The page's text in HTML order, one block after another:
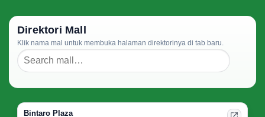
Direktori Mall
Klik nama mal untuk membuka halaman direktorinya di tab baru.
Bintaro Plaza